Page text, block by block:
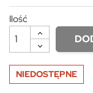
Ilość
NIEDOSTĘPNE